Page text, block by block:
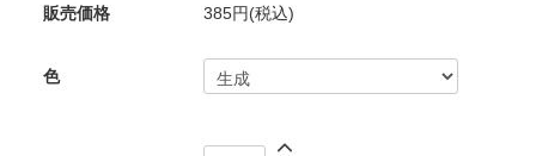
販売価格 385円(税込)
色